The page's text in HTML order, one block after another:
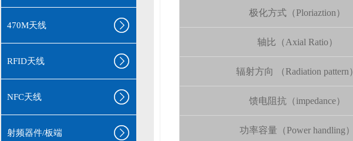
470M天线
RFID天线
NFC天线
射频器件/板端
极化方式（Ploriaztion）
轴比（Axial Ratio）
辐射方向 （Radiation pattern）
馈电阻抗（impedance）
功率容量（Power handling）